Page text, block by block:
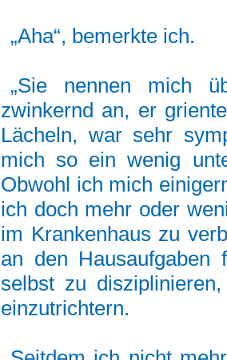
„Aha“, bemerkte ich.
„Sie nennen mich
zwinkernd an, er
Lächeln, war sehr
mich so ein wenig
Obwohl ich mich
ich doch mehr oder
im Krankenhaus zu
an den
selbst zu
einzutrichtern.